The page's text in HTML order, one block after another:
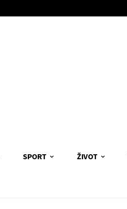
SPORT ŽIVOT